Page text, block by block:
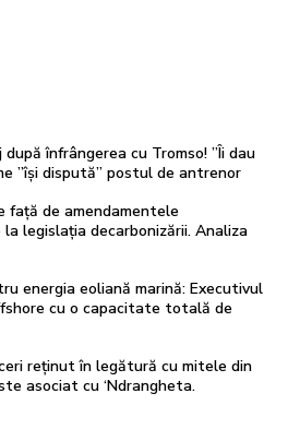
după înfrângerea cu Tromso! ”Îi dau
”își dispută” postul de antrenor
față de amendamentele
legislația decarbonizării. Analiza
energia eoliană marină: Executivul
cu o capacitate totală de
reținut în legătură cu mitele din
asociat cu ‘Ndrangheta.